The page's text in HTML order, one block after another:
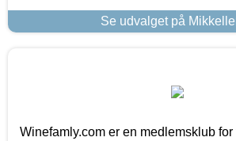
Se udvalget på
Winefamly.com er en medlemsklub